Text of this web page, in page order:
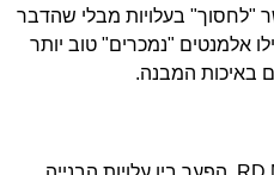
"לחסוך" בעלויות מבלי שהדבר
אלמנטים "נמכרים" טוב יותר
באיכות המבנה.